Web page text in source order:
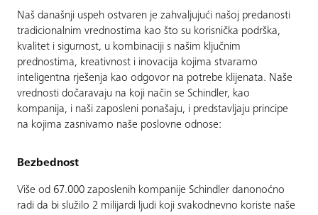
Naš današnji uspeh ostvaren je zahvaljujući našoj predanosti
tradicionalnim vrednostima kao što su korisnička podrška,
kvalitet i sigurnost, u kombinaciji s našim ključnim
prednostima, kreativnost i inovacija kojima stvaramo
inteligentna rješenja kao odgovor na potrebe klijenata. Naše
vrednosti dočaravaju na koji način se Schindler, kao
kompanija, i naši zaposleni ponašaju, i predstavljaju principe
na kojima zasnivamo naše poslovne odnose:
Bezbednost
Više od 67.000 zaposlenih kompanije Schindler danonoćno
radi da bi služilo 2 milijardi ljudi koji svakodnevno koriste naše